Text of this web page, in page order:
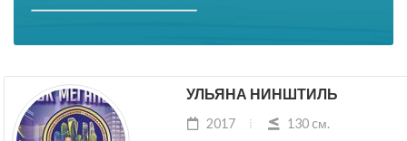
УЛЬЯНА НИНШТИЛЬ
2017
130 cм.